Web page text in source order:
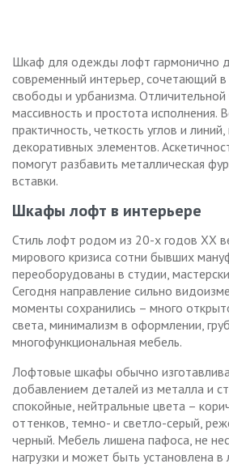
Шкаф для одежды лофт гармонично
современный интерьер, сочетающий в
свободы и урбанизма.
массивность и простота исполнения.
практичность, четкость углов и
декоративных элементов.
помогут разбавить металлическая
вставки.
Шкафы лофт в интерьере
Стиль лофт родом из 20-х годов XX
мирового кризиса сотни бывших
переоборудованы в студии,
Сегодня направление сильно
моменты сохранились – много
света, минимализм в оформлении,
многофункциональная мебель.
Лофтовые шкафы обычно
добавлением деталей из металла и
спокойные, нейтральные цвета –
оттенков, темно- и светло-серый,
черный. Мебель лишена пафоса, не
нагрузки и может быть установлена